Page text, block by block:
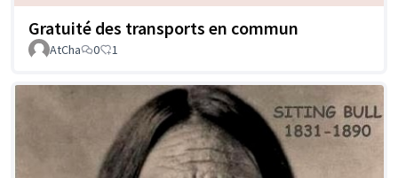
Gratuité des transports en commun
AtCha 0 1